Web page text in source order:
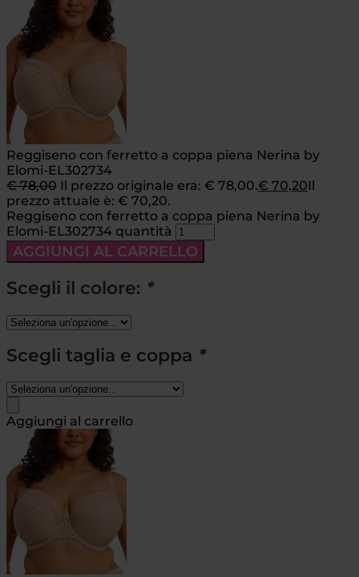
Reggiseno con ferretto a coppa piena Nerina by
Elomi-EL302734
€78,00 Il prezzo originale era: € 78,00.€ 70,20Il
prezzo attuale è: € 70,20.
Reggiseno con ferretto a coppa piena Nerina by
Elomi-EL302734 quantità
AGGIUNGI AL CARRELLO
Scegli il colore: *
Scegli taglia e coppa *
Aggiungi al carrello